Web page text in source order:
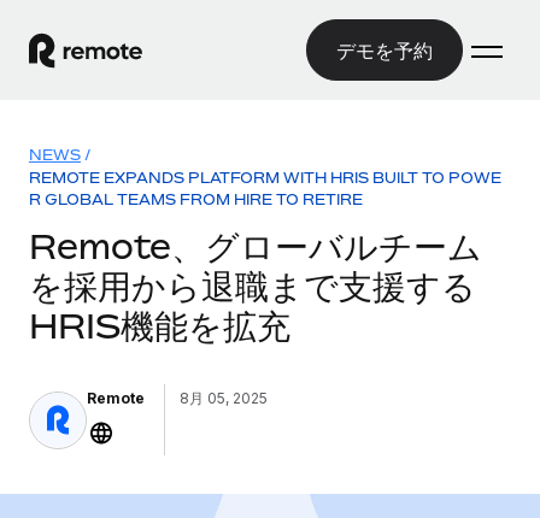
デモを予約
製品
グローバル雇用
グローバル給与処理
コンプライアンス対応の給与処理を手軽に
グローバル展開をコストをかけずに実現
Contractor of Record
ソリューション
各国の制度に対応
国別ガイド
米国州エクスプローラー
米国の各州において採用プロセスを簡素化する
Remoteを他社と比較
リソース
誤分類リスク判定ツール
国別に従業員の誤分類リスクを確認する
各国の総従業員コストを計算する
NEWS /
REMOTE EXPANDS PLATFORM WITH HRIS BUILT TO POWE
R GLOBAL TEAMS FROM HIRE TO RETIRE
Remote、グローバルチーム
を採用から退職まで支援する
HRIS機能を拡充
Remote 8月 05, 2025